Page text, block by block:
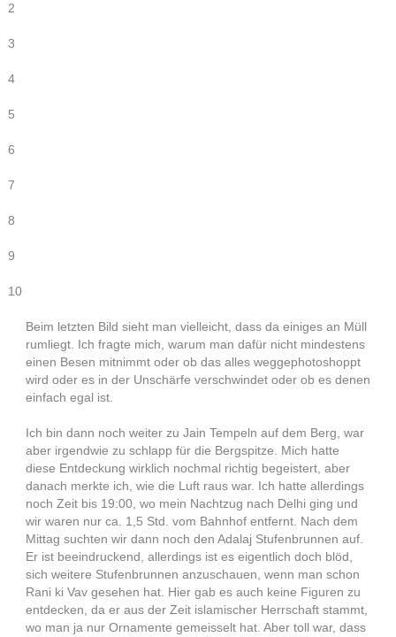
2
3
4
5
6
7
8
9
10
Beim letzten Bild sieht man vielleicht, dass da einiges an Müll
rumliegt. Ich fragte mich, warum man dafür nicht mindestens
einen Besen mitnimmt oder ob das alles weggephotoshoppt
wird oder es in der Unschärfe verschwindet oder ob es denen
einfach egal ist.
Ich bin dann noch weiter zu Jain Tempeln auf dem Berg, war
aber irgendwie zu schlapp für die Bergspitze. Mich hatte
diese Entdeckung wirklich nochmal richtig begeistert, aber
danach merkte ich, wie die Luft raus war. Ich hatte allerdings
noch Zeit bis 19:00, wo mein Nachtzug nach Delhi ging und
wir waren nur ca. 1,5 Std. vom Bahnhof entfernt. Nach dem
Mittag suchten wir dann noch den Adalaj Stufenbrunnen auf.
Er ist beeindruckend, allerdings ist es eigentlich doch blöd,
sich weitere Stufenbrunnen anzuschauen, wenn man schon
Rani ki Vav gesehen hat. Hier gab es auch keine Figuren zu
entdecken, da er aus der Zeit islamischer Herrschaft stammt,
wo man ja nur Ornamente gemeisselt hat. Aber toll war, dass